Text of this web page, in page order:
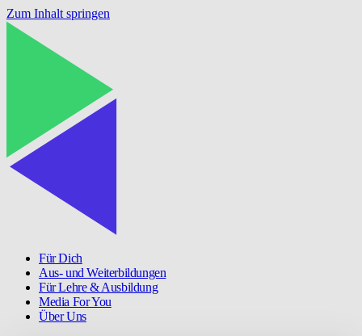
Zum Inhalt springen
Für Dich
Aus- und Weiterbildungen
Für Lehre & Ausbildung
Media For You
Über Uns